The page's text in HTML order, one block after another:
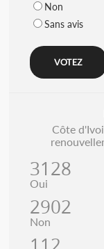
Non
Sans avis
Côte
3128
Oui
2902
Non